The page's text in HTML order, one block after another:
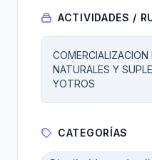
ACTIVIDADES /
NATURALES Y
YOTROS
CATEGORÍAS